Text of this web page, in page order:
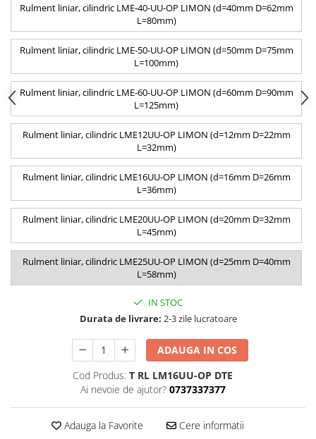
Rulment liniar, cilindric LME-40-UU-OP LIMON (d=40mm D=62mm
L=80mm)
Rulment liniar, cilindric LME-50-UU-OP LIMON (d=50mm D=75mm
L=100mm)
Rulment liniar, cilindric LME-60-UU-OP LIMON (d=60mm D=90mm
L=125mm)
Rulment liniar, cilindric LME12UU-OP LIMON (d=12mm D=22mm
L=32mm)
Rulment liniar, cilindric LME16UU-OP LIMON (d=16mm D=26mm
L=36mm)
Rulment liniar, cilindric LME20UU-OP LIMON (d=20mm D=32mm
L=45mm)
Rulment liniar, cilindric LME25UU-OP LIMON (d=25mm D=40mm
L=58mm)
IN STOC
Durata de livrare: 2-3 zile lucratoare
ADAUGA IN COS
Cod Produs: T RL LM16UU-OP DTE
Ai nevoie de ajutor? 0737337377
Adauga la Favorite Cere informatii